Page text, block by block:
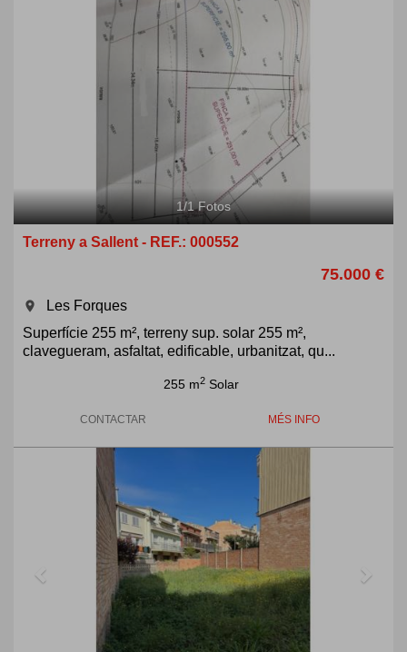
1/1Fotos
Terreny a Sallent - REF.: 000552
75.000 €
room
Les Forques
Superfície 255 m², terreny sup. solar 255 m²,
clavegueram, asfaltat, edificable, urbanitzat, qu...
255 m2 Solar
CONTACTAR MÉS INFO